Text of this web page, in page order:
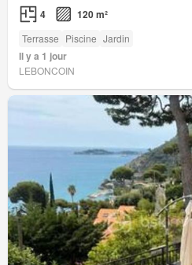
4 120 m²
Terrasse Piscine Jardin
Il y a 1 jour
LEBONCOIN